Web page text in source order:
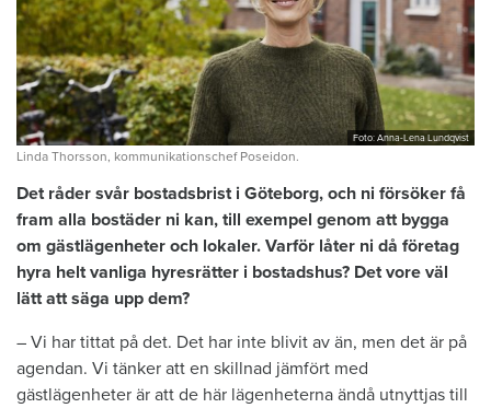
Foto: Anna-Lena Lundqvist
Linda Thorsson, kommunikationschef Poseidon.
Det råder svår bostadsbrist i Göteborg, och ni försöker få
fram alla bostäder ni kan, till exempel genom att bygga
om gästlägenheter och lokaler. Varför låter ni då företag
hyra helt vanliga hyresrätter i bostadshus? Det vore väl
lätt att säga upp dem?
– Vi har tittat på det. Det har inte blivit av än, men det är på
agendan. Vi tänker att en skillnad jämfört med
gästlägenheter är att de här lägenheterna ändå utnyttjas till